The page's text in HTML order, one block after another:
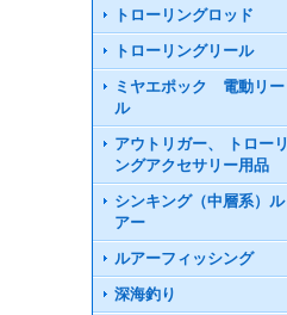
トローリングロッド
トローリングリール
ミヤエポック 電動リー
ル
アウトリガー、 トローリ
ングアクセサリー用品
シンキング（中層系）ル
アー
ルアーフィッシング
深海釣り